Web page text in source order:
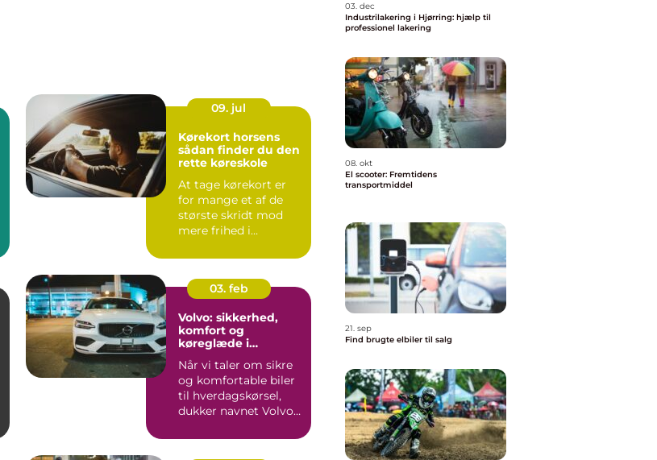
09. jul
Kørekort horsens
sådan finder du den
rette køreskole
At tage kørekort er
for mange et af de
største skridt mod
mere frihed i
om du går ...
03. feb
Volvo: sikkerhed,
komfort og
køreglæde i
Når vi taler om sikre
og komfortable biler
til hverdagskørsel,
dukker navnet Volvo
03. dec
Industrilakering i Hjørring: hjælp til
professionel lakering
08. okt
El scooter: Fremtidens
transportmiddel
21. sep
Find brugte elbiler til salg